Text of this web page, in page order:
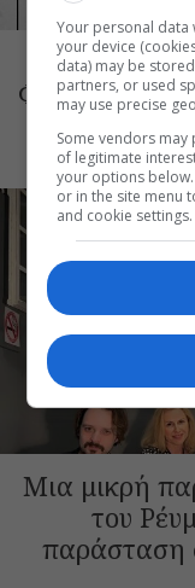
Τόσο Όσο:
Φουντούλη-
Μια μικρή
του
παράσταση
Your personal
your device
data) may be
partners, or used
may use precise
Some vendors
of legitimate
your options
or in the site menu
and cookie settings.